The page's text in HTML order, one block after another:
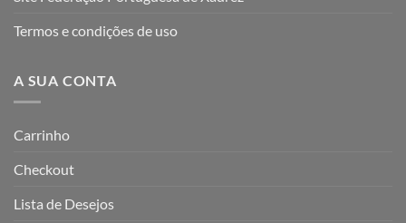
Termos e condições de uso
A SUA CONTA
Carrinho
Checkout
Lista de Desejos